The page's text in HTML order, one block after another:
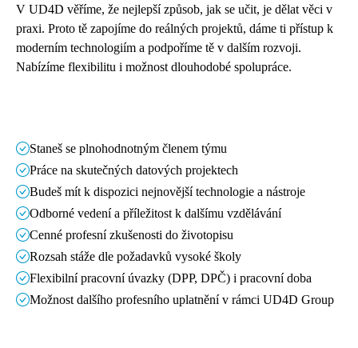
V UD4D věříme, že nejlepší způsob, jak se učit, je dělat věci v
praxi. Proto tě zapojíme do reálných projektů, dáme ti přístup k
moderním technologiím a podpoříme tě v dalším rozvoji.
Nabízíme flexibilitu i možnost dlouhodobé spolupráce.
Staneš se plnohodnotným členem týmu
Práce na skutečných datových projektech
Budeš mít k dispozici nejnovější technologie a nástroje
Odborné vedení a příležitost k dalšímu vzdělávání
Cenné profesní zkušenosti do životopisu
Rozsah stáže dle požadavků vysoké školy
Flexibilní pracovní úvazky (DPP, DPČ) i pracovní doba
Možnost dalšího profesního uplatnění v rámci UD4D Group